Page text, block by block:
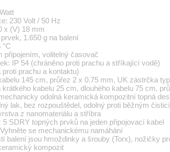
230 Volt / 50 Hz
x (V) 18 mm
1.650 g na balení
připojením, volitelný časovač
IP 54 (chráněno proti prachu a stříkající vodě)
prachu a kontaktu)
145 cm, průřez 2 x 0.75 mm, UK zástrčka
kabelu 25 cm, dlouhého kabelu 75 cm,
odolná keramická kompozitní topná
lak, bez rozpouštědel, odolný proti běžným
z nanomateriálu a stříbra
SDRY topných prvků na jeden připojovací kabel
se mechanickému namáhání
balení jsou hmoždinky a šrouby (Torx), nožičky
kompozit